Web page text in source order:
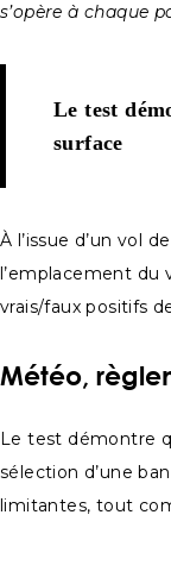
s’opère à chaque
Le test
surface
À l’issue d’un vol
l’emplacement du
vrais/faux positifs
Météo,
Le test démontre
sélection d’une
limitantes, tout